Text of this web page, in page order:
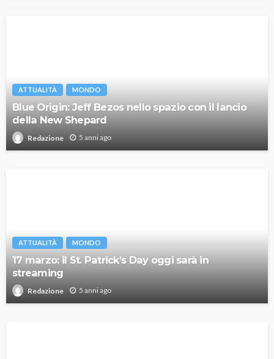
ATTUALITÀ MONDO
Blue Origin: Jeff Bezos nello spazio con il lancio
della New Shepard
Redazione 5 anni ago
ATTUALITÀ MONDO
17 marzo: il St. Patrick’s Day oggi sarà in
streaming
Redazione 5 anni ago